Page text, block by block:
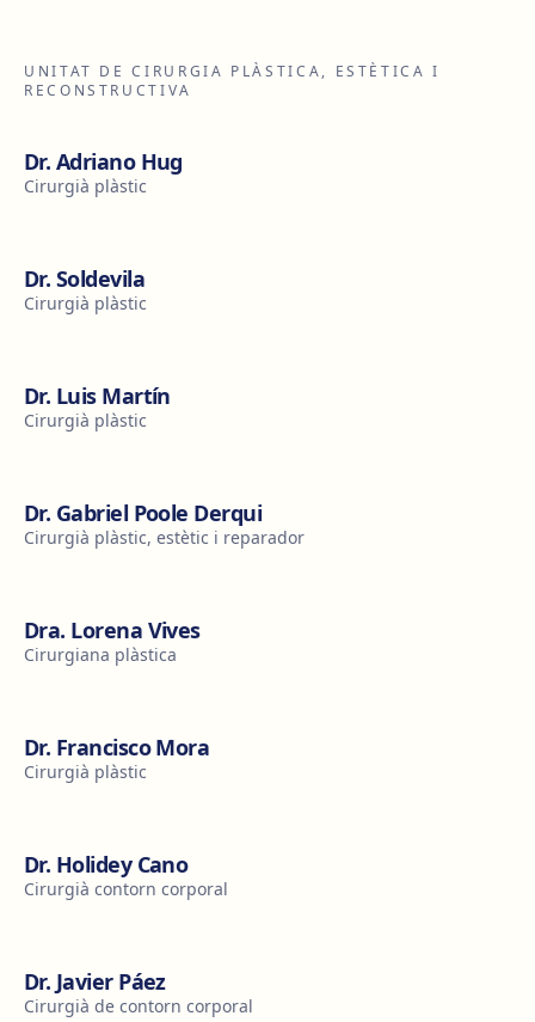
UNITAT DE CIRURGIA PLÀSTICA, ESTÈTICA I
RECONSTRUCTIVA
Dr. Adriano Hug
Cirurgià plàstic
Dr. Soldevila
Cirurgià plàstic
Dr. Luis Martín
Cirurgià plàstic
Dr. Gabriel Poole Derqui
Cirurgià plàstic, estètic i reparador
Dra. Lorena Vives
Cirurgiana plàstica
Dr. Francisco Mora
Cirurgià plàstic
Dr. Holidey Cano
Cirurgià contorn corporal
Dr. Javier Páez
Cirurgià de contorn corporal